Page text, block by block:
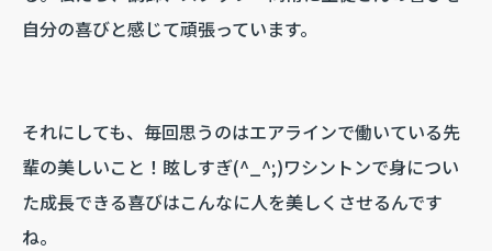
自分の喜びと感じて頑張っています。
それにしても、毎回思うのはエアラインで働いている先
輩の美しいこと！眩しすぎ(^_^;)ワシントンで身につい
た成長できる喜びはこんなに人を美しくさせるんです
ね。